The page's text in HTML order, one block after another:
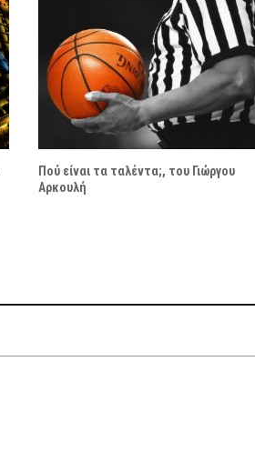
Πού είναι τα ταλέντα;, του Γιώργου
Αρκουλή